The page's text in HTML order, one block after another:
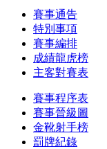
賽事通告
特別事項
賽事編排
成績龍虎榜
主客對賽表
賽事程序表
賽事晉級圖
金靴射手榜
罰牌紀錄